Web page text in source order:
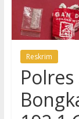
Reskrim